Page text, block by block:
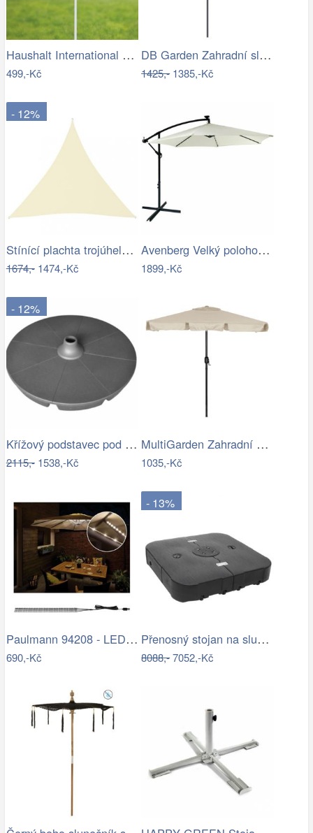
Haushalt International Slunečník, 200 cm
499,-Kč
DB Garden Zahradní slunečník Jenna…
1425,-1385,-Kč
- 12%
Stínící plachta trojúhelníková 5 x 5 x…
1674,-1474,-Kč
Avenberg Velký polohovatelný slunečník…
1899,-Kč
- 12%
Křížový podstavec pod slunečník ET9496…
2115,-1538,-Kč
MultiGarden Zahradní slunečník Kosy…
1035,-Kč
Paulmann 94208 - LED/1,8W Osvětlení…
690,-Kč
- 13%
Přenosný stojan na slunečník Dekorhome
8088,-7052,-Kč